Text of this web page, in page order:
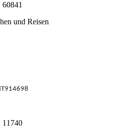
60841
IT914698
11740